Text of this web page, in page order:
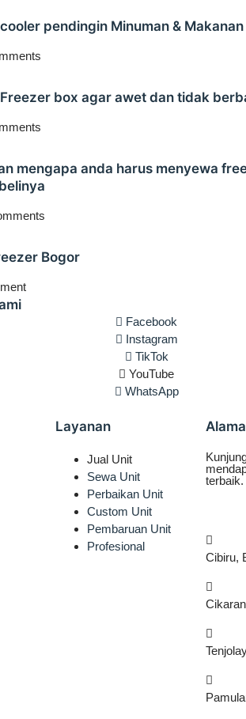
pendingin Minuman & Makanan
box agar awet dan tidak
mengapa anda harus menyewa
Bogor
Facebook
Instagram
TikTok
YouTube
WhatsApp
Layanan
Jual Unit
Sewa Unit
Perbaikan Unit
Custom Unit
Pembaruan Unit
Profesional
terbaik.
Cibiru,